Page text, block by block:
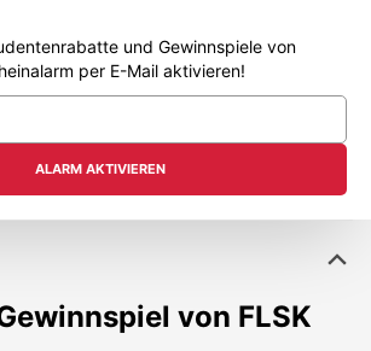
und Gewinnspiele von
per E-Mail aktivieren!
ALARM AKTIVIEREN
von FLSK